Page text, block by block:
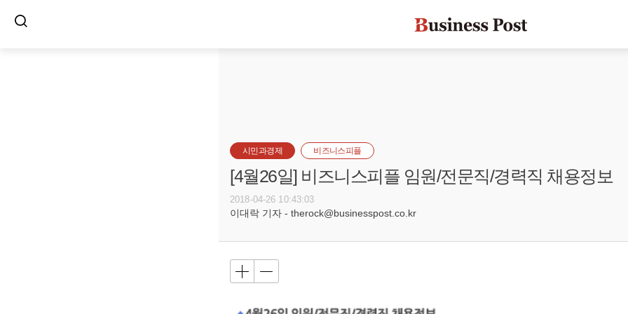
시민과경제 비즈니스피플
[4월26일] 비즈니스피플 임원/전문직/경력직 채용정보
2018-04-26 10:43:03
이대락 기자 - therock@businesspost.co.kr